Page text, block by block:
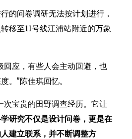
的问卷调研无法按计划进行，
移至11号线江浦站附近的万象
回应，有些人会主动回避，也
。”陈佳琪回忆。
次宝贵的田野调查经历。它让
研究不仅是设计问卷，更是在
建立联系，并不断调整方